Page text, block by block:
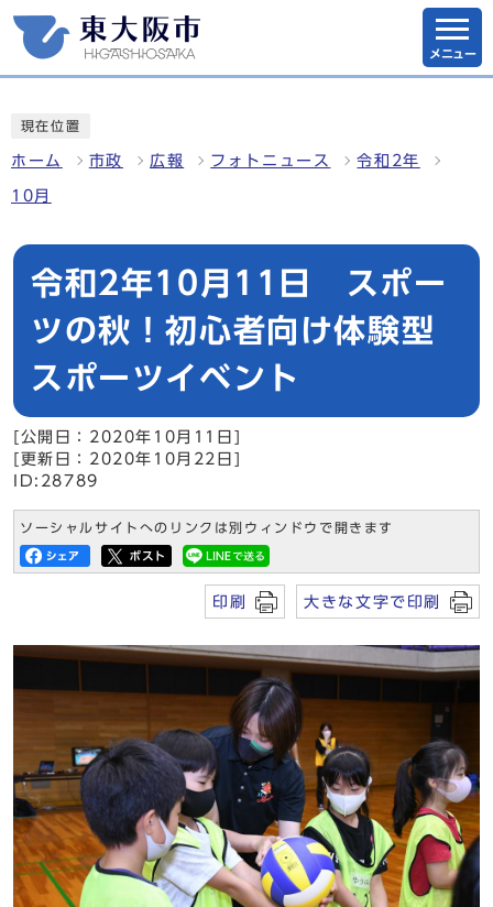
メニュー
現在位置
ホーム 市政 広報 フォトニュース 令和2年
10月
令和2年10月11日 スポー
ツの秋！初心者向け体験型
スポーツイベント
[公開日：2020年10月11日]
[更新日：2020年10月22日]
ID:28789
ソーシャルサイトへのリンクは別ウィンドウで開きます
印刷 大きな文字で印刷